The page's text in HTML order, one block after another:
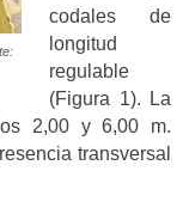
codales de
longitud
regulable
(Figura 1). La
2,00 y 6,00 m.
transversal